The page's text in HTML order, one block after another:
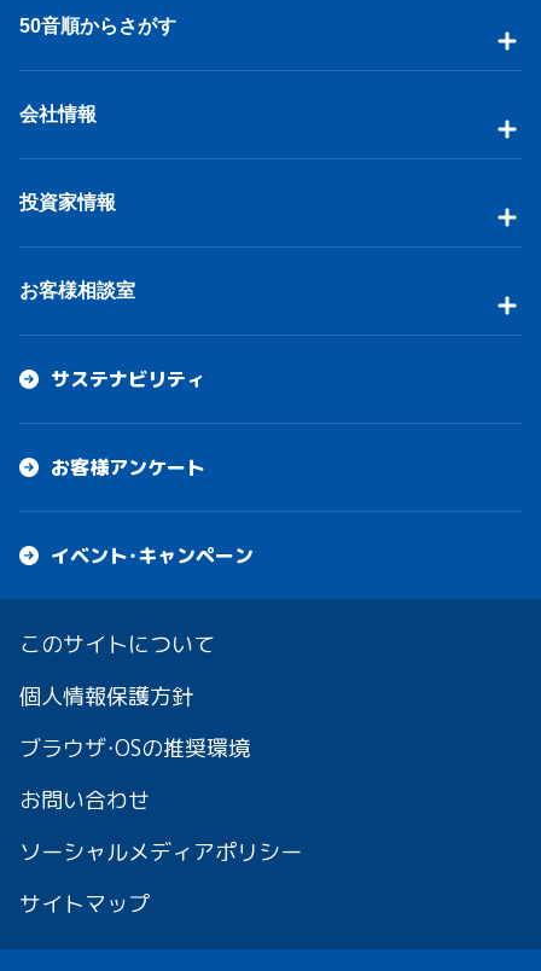
50音順からさがす
会社情報
投資家情報
お客様相談室
サステナビリティ
お客様アンケート
イベント・キャンペーン
このサイトについて
個人情報保護方針
ブラウザ・OSの推奨環境
お問い合わせ
ソーシャルメディアポリシー
サイトマップ